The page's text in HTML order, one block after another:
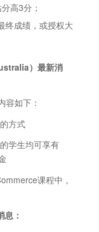
高3分；
终成绩，或授权大
）最新消
容如下：
方式
学生均可享有
课程中，
：